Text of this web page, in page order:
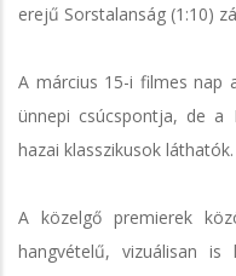
erejű Sorstalanság (1:10)
A március 15-i filmes nap
ünnepi csúcspontja, de a
hazai klasszikusok láthatók.
A közelgő premierek
hangvételű, vizuálisan is